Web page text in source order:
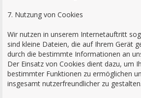
7. Nutzung von Cookies
Wir nutzen in unserem Internetauftritt
sind kleine Dateien, die auf Ihrem Gerät
durch die bestimmte Informationen an
Der Einsatz von Cookies dient dazu, um
bestimmter Funktionen zu ermöglichen
insgesamt nutzerfreundlicher zu gestalten.